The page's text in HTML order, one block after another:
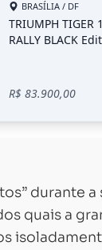
durante a
quais a